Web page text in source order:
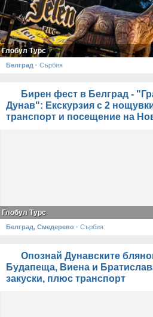
Глобул Турс
Белград · Сърбия
Бирен фест в Белград -
Дунав": Екскурзия с 2
транспорт и посещение на
Глобул Турс
Белград, Смедерево · Сърбия
Опознай Дунавските
Будапеща, Виена и
закуски, плюс транспорт